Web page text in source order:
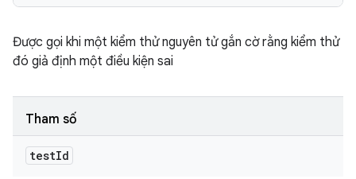
Được gọi khi một kiểm thử nguyên tử gắn cờ rằng kiểm thử
đó giả định một điều kiện sai
Tham số
testId